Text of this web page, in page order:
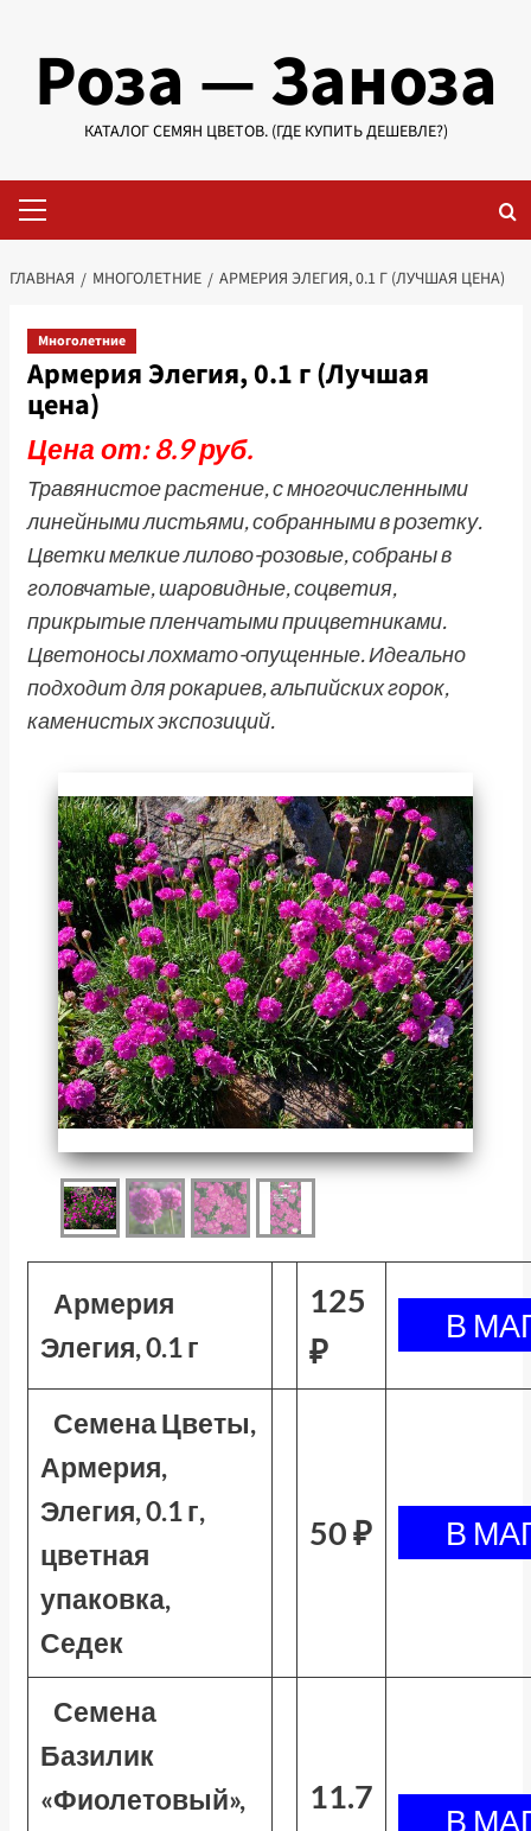
содержимому
Роза — Заноза
КАТАЛОГ СЕМЯН ЦВЕТОВ. (ГДЕ КУПИТЬ ДЕШЕВЛЕ?)
меню
ГЛАВНАЯ МНОГОЛЕТНИЕ АРМЕРИЯ ЭЛЕГИЯ, 0.1 Г (ЛУЧШАЯ ЦЕНА)
Многолетние
Армерия Элегия, 0.1 г (Лучшая
цена)
Цена от: 8.9 руб.
Травянистое растение, с многочисленными
линейными листьями, собранными в розетку.
Цветки мелкие лилово-розовые, собраны в
головчатые, шаровидные, соцветия,
прикрытые пленчатыми прицветниками.
Цветоносы лохмато-опущенные. Идеально
подходит для рокариев, альпийских горок,
каменистых экспозиций.
Армерия
Элегия, 0.1 г
125
₽
Семена Цветы,
Армерия,
Элегия, 0.1 г,
цветная
упаковка,
Седек
50 ₽
Семена
Базилик
«Фиолетовый»,
11.7